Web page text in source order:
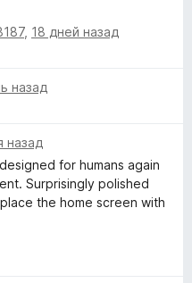
, 18 дней назад
назад
назад
for humans again
Surprisingly polished
the home screen with